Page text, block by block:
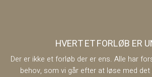
HVERT ET FORLØB ER
Der er ikke et forløb der er ens. Alle har
behov, som vi går efter at løse med